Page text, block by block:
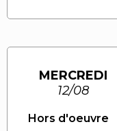
MERCREDI
12/08
Hors d'oeuvre